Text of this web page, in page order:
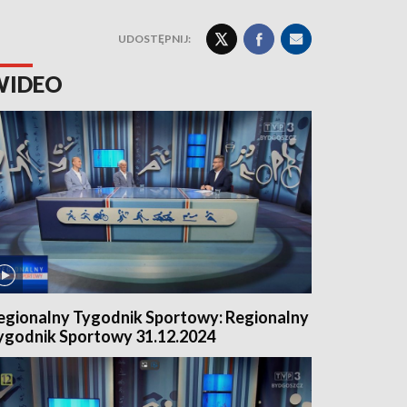
UDOSTĘPNIJ:
Tygodnik Sportowy: Regionalny
Sportowy 31.12.2024